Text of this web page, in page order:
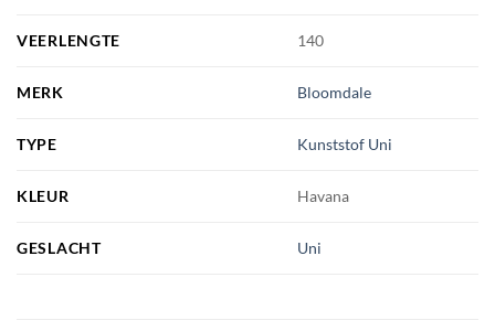
VEERLENGTE 140
MERK Bloomdale
TYPE Kunststof Uni
KLEUR Havana
GESLACHT Uni